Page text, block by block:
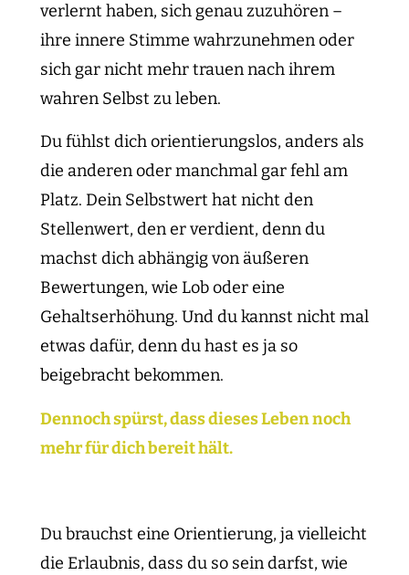
verlernt haben, sich genau zuzuhören –
ihre innere Stimme wahrzunehmen oder
sich gar nicht mehr trauen nach ihrem
wahren Selbst zu leben.
Du fühlst dich orientierungslos, anders als
die anderen oder manchmal gar fehl am
Platz. Dein Selbstwert hat nicht den
Stellenwert, den er verdient, denn du
machst dich abhängig von äußeren
Bewertungen, wie Lob oder eine
Gehaltserhöhung. Und du kannst nicht mal
etwas dafür, denn du hast es ja so
beigebracht bekommen.
Dennoch spürst, dass dieses Leben noch
mehr für dich bereit hält.
Du brauchst eine Orientierung, ja vielleicht
die Erlaubnis, dass du so sein darfst, wie